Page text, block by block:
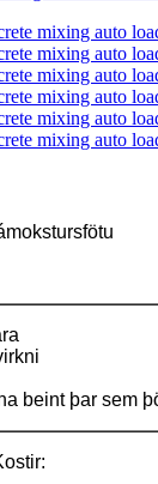
beint þar sem